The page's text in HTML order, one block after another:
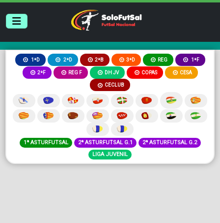
1ªD 2ªD 2ªB 3ªD REG 1ªF
2ªF REG F DH JV COPAS CESA
CECLUB
1ª ASTURFUTSAL 2ª ASTURFUTSAL G.1
2ª ASTURFUTSAL G.2
LIGA JUVENIL